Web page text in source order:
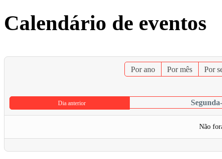
Calendário de eventos
Por ano Por mês Por
Dia anterior
Não